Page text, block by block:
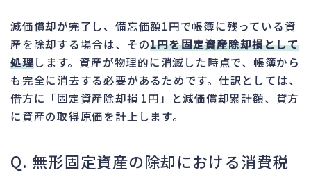
減価償却が完了し、備忘価額1円で帳簿に残っている資
産を除却する場合は、その1円を固定資産除却損として
処理します。資産が物理的に消滅した時点で、帳簿から
も完全に消去する必要があるためです。仕訳としては、
借方に「固定資産除却損 1円」と減価償却累計額、貸方
に資産の取得原価を計上します。
Q. 無形固定資産の除却における消費税